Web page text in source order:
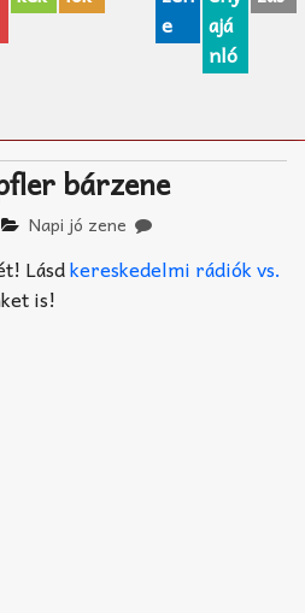
e
ajá
nló
bárzene
Napi jó zene
Lásdkereskedelmi rádiók vs.
is!